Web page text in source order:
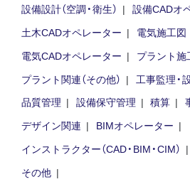
設備設計（空調・衛生）
設備CADオ
土木CADオペレーター
電気施工図
電気CADオペレーター
プラント施
プラント関連（その他）
工事監理・
品質管理
設備保守管理 積算
デザイン関連
BIMオペレーター
インストラクター（CAD・BIM・CIM）
その他